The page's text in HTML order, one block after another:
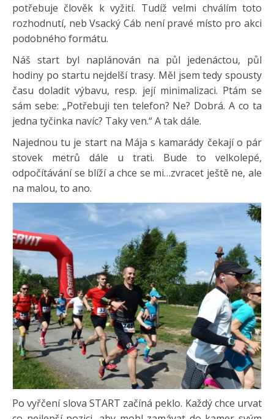
potřebuje člověk k vyžití. Tudíž velmi chválím toto
rozhodnutí, neb Vsacký Cáb není pravé místo pro akci
podobného formátu.
Náš start byl naplánován na půl jedenáctou, půl
hodiny po startu nejdelší trasy. Měl jsem tedy spousty
času doladit výbavu, resp. její minimalizaci. Ptám se
sám sebe: „Potřebuji ten telefon? Ne? Dobrá. A co ta
jedna tyčinka navíc? Taky ven.“ A tak dále.
Najednou tu je start na Mája s kamarády čekají o pár
stovek metrů dále u trati. Bude to velkolepé,
odpočítávání se blíží a chce se mi…zvracet ještě ne, ale
na malou, to ano.
Po vyřčení slova START začíná peklo. Každý chce urvat